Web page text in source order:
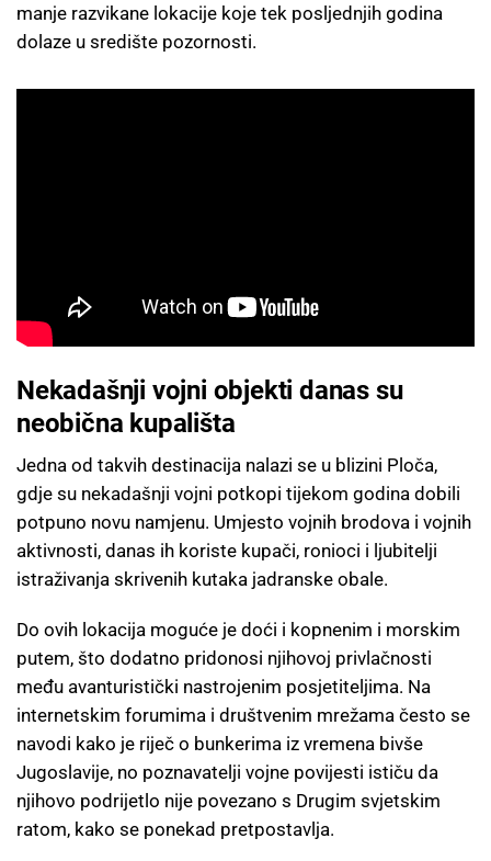
manje razvikane lokacije koje tek posljednjih godina
dolaze u središte pozornosti.
Nekadašnji vojni objekti danas su
neobična kupališta
Jedna od takvih destinacija nalazi se u blizini Ploča,
gdje su nekadašnji vojni potkopi tijekom godina dobili
potpuno novu namjenu. Umjesto vojnih brodova i vojnih
aktivnosti, danas ih koriste kupači, ronioci i ljubitelji
istraživanja skrivenih kutaka jadranske obale.
Do ovih lokacija moguće je doći i kopnenim i morskim
putem, što dodatno pridonosi njihovoj privlačnosti
među avanturistički nastrojenim posjetiteljima. Na
internetskim forumima i društvenim mrežama često se
navodi kako je riječ o bunkerima iz vremena bivše
Jugoslavije, no poznavatelji vojne povijesti ističu da
njihovo podrijetlo nije povezano s Drugim svjetskim
ratom, kako se ponekad pretpostavlja.